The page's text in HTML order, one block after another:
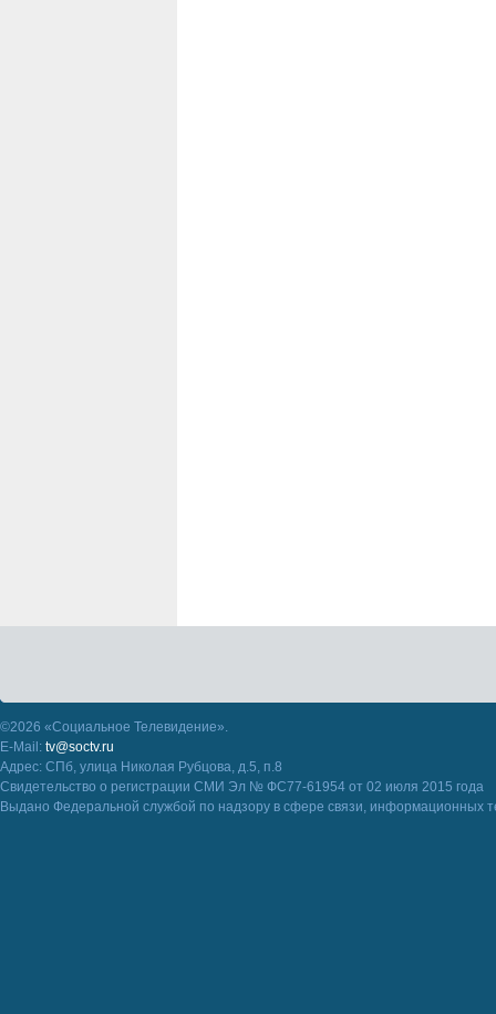
©2026 «Социальное Телевидение».
E-Mail: tv@soctv.ru
Адрес: СПб, улица Николая Рубцова, д.5, п.8
Свидетельство о регистрации СМИ Эл № ФС77-61954 от 02 июля 2015 года
Выдано Федеральной службой по надзору в сфере связи, информационных